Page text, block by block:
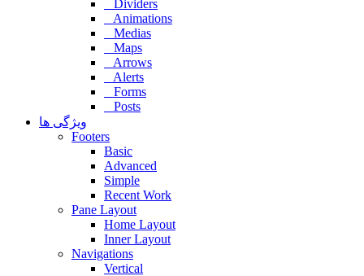
Dividers
Animations
Medias
Maps
Arrows
Alerts
Forms
Posts
ویژگی ها
Footers
Basic
Advanced
Simple
Recent Work
Pane Layout
Home Layout
Inner Layout
Navigations
Vertical